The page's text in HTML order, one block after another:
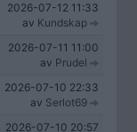
2026-07-12 11:33
av Kundskap
2026-07-11 11:00
av Prudel
2026-07-10 22:33
av Serlot69
2026-07-10 20:57